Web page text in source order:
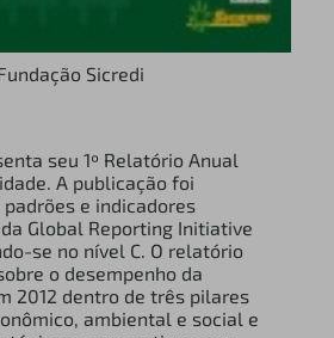
Sicredi
seu 1º Relatório Anual
A publicação foi
e indicadores
Global Reporting Initiative
se no nível C. O relatório
o desempenho da
2012 dentro de três pilares
ambiental e social e